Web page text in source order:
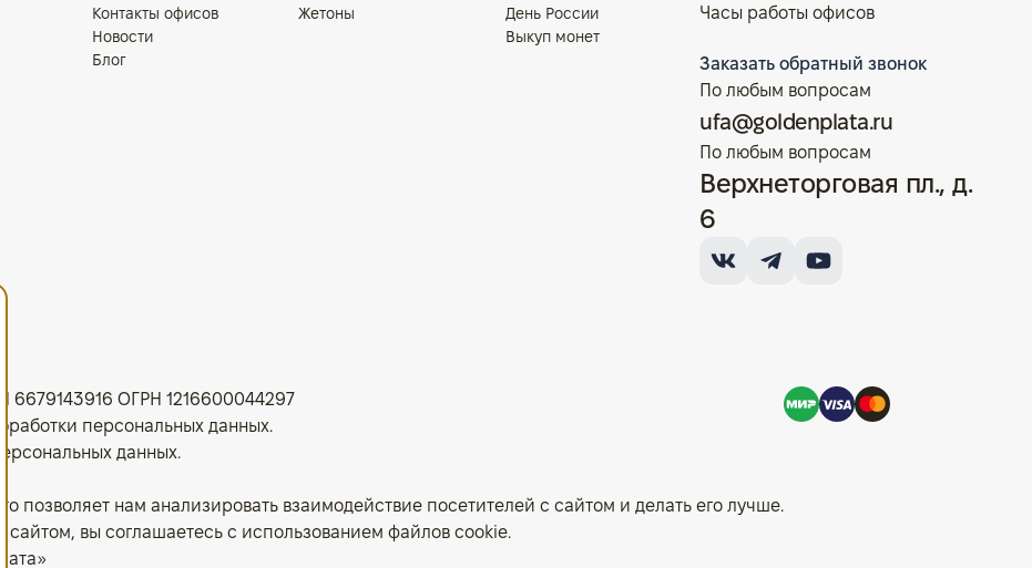
Контакты офисов
Новости
Блог
Жетоны
День России
Выкуп монет
Часы работы офисов
Заказать обратный звонок
По любым вопросам
ufa@goldenplata.ru
По любым вопросам
Верхнеторговая пл., д.
6
6679143916 ОГРН 1216600044297
персональных данных.
данных.
позволяет нам анализировать взаимодействие посетителей с сайтом и делать его лучше.
сайтом, вы соглашаетесь с использованием файлов cookie.